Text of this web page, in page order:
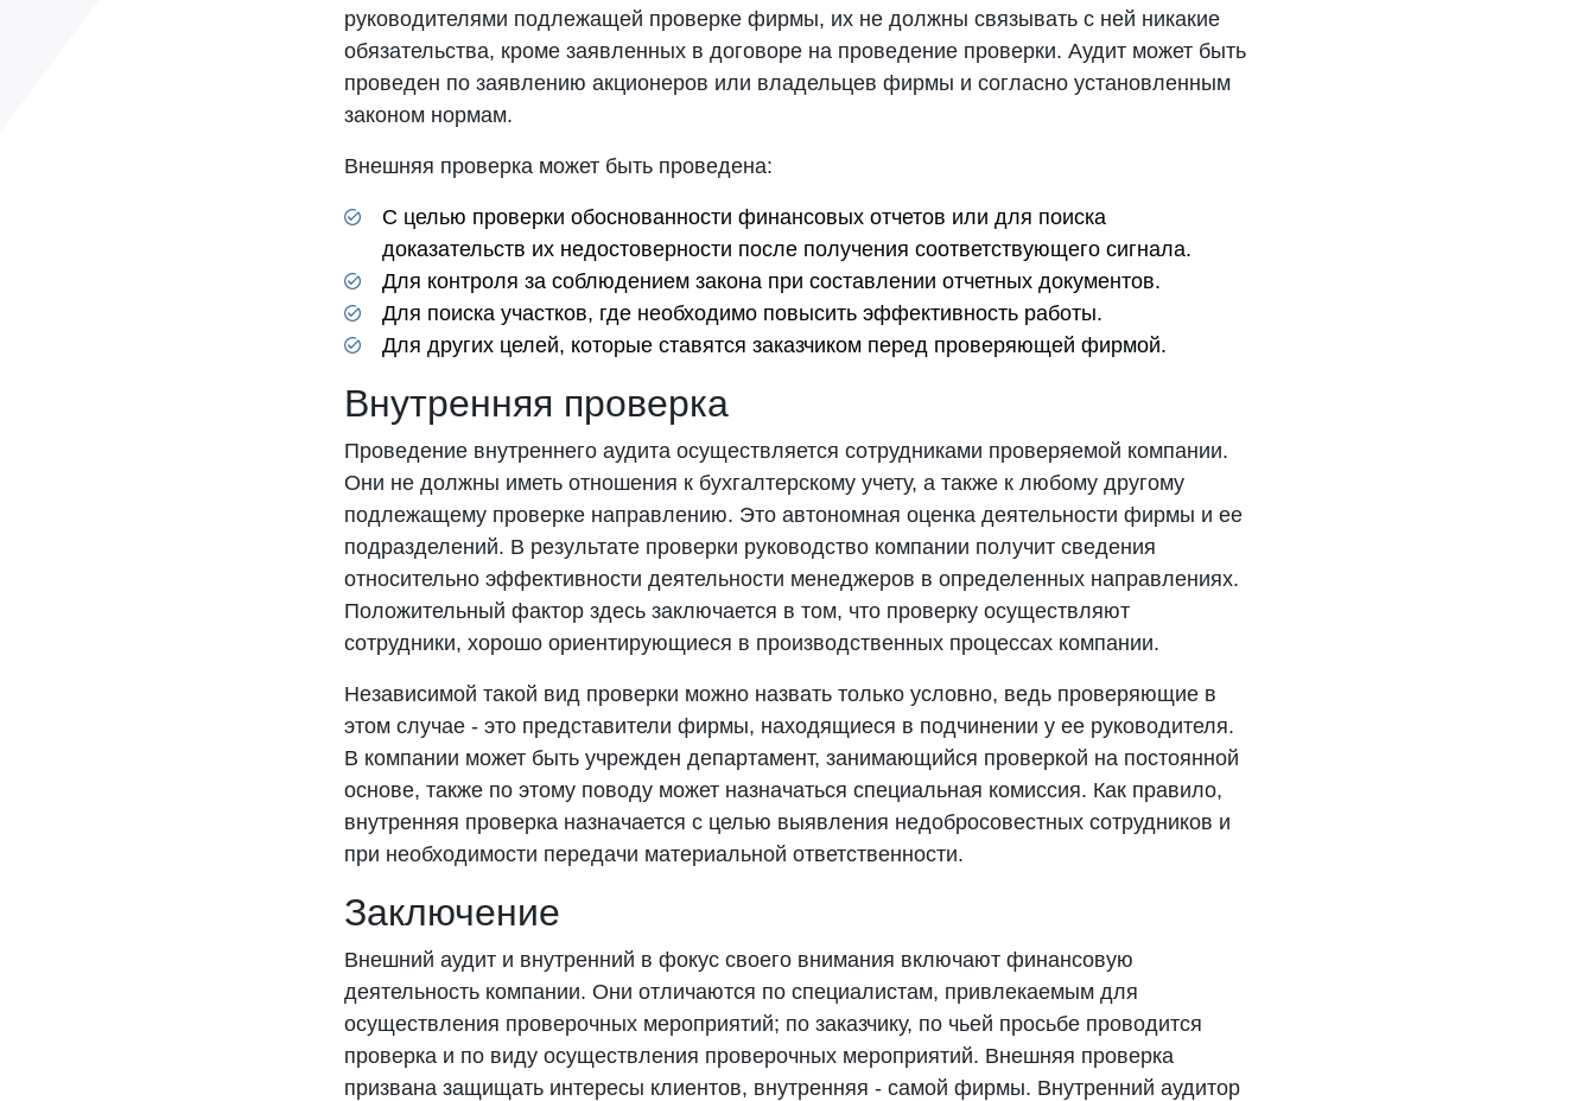
руководителями подлежащей проверке фирмы, их не должны связывать с ней никакие
обязательства, кроме заявленных в договоре на проведение проверки. Аудит может быть
проведен по заявлению акционеров или владельцев фирмы и согласно установленным
законом нормам.
Внешняя проверка может быть проведена:
С целью проверки обоснованности финансовых отчетов или для поиска
доказательств их недостоверности после получения соответствующего сигнала.
Для контроля за соблюдением закона при составлении отчетных документов.
Для поиска участков, где необходимо повысить эффективность работы.
Для других целей, которые ставятся заказчиком перед проверяющей фирмой.
Внутренняя проверка
Проведение внутреннего аудита осуществляется сотрудниками проверяемой компании.
Они не должны иметь отношения к бухгалтерскому учету, а также к любому другому
подлежащему проверке направлению. Это автономная оценка деятельности фирмы и ее
подразделений. В результате проверки руководство компании получит сведения
относительно эффективности деятельности менеджеров в определенных направлениях.
Положительный фактор здесь заключается в том, что проверку осуществляют
сотрудники, хорошо ориентирующиеся в производственных процессах компании.
Независимой такой вид проверки можно назвать только условно, ведь проверяющие в
этом случае - это представители фирмы, находящиеся в подчинении у ее руководителя.
В компании может быть учрежден департамент, занимающийся проверкой на постоянной
основе, также по этому поводу может назначаться специальная комиссия. Как правило,
внутренняя проверка назначается с целью выявления недобросовестных сотрудников и
при необходимости передачи материальной ответственности.
Заключение
Внешний аудит и внутренний в фокус своего внимания включают финансовую
деятельность компании. Они отличаются по специалистам, привлекаемым для
осуществления проверочных мероприятий; по заказчику, по чьей просьбе проводится
проверка и по виду осуществления проверочных мероприятий. Внешняя проверка
призвана защищать интересы клиентов, внутренняя - самой фирмы. Внутренний аудитор